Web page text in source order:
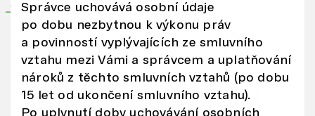
Správce uchovává osobní údaje
po dobu nezbytnou k výkonu práv
a povinností vyplývajících ze smluvního
vztahu mezi Vámi a správcem a uplatňování
nároků z těchto smluvních vztahů (po dobu
15 let od ukončení smluvního vztahu).
Po uplynutí doby uchovávání osobních
m
a
a
n
al